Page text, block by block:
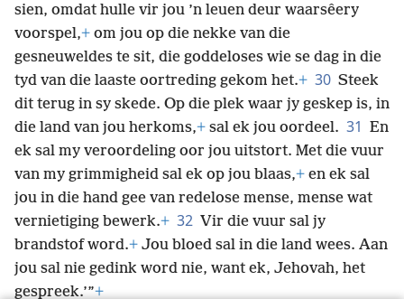
sien, omdat hulle vir jou ’n leuen deur waarsêery
voorspel,+ om jou op die nekke van die
gesneuweldes te sit, die goddeloses wie se dag in die
tyd van die laaste oortreding gekom het.+ 30 Steek
dit terug in sy skede. Op die plek waar jy geskep is, in
die land van jou herkoms,+ sal ek jou oordeel. 31 En
ek sal my veroordeling oor jou uitstort. Met die vuur
van my grimmigheid sal ek op jou blaas,+ en ek sal
jou in die hand gee van redelose mense, mense wat
vernietiging bewerk.+ 32 Vir die vuur sal jy
brandstof word.+ Jou bloed sal in die land wees. Aan
jou sal nie gedink word nie, want ek, Jehovah, het
gespreek.’”+